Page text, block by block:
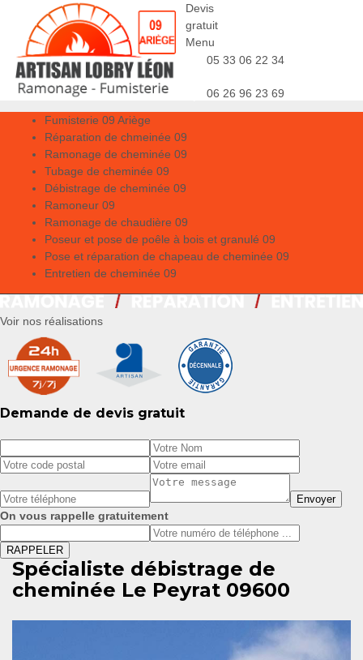
Devis
gratuit
Menu
05 33 06 22 34
06 26 96 23 69
Fumisterie 09 Ariège
Réparation de chmeinée 09
Ramonage de cheminée 09
Tubage de cheminée 09
Débistrage de cheminée 09
Ramoneur 09
Ramonage de chaudière 09
Poseur et pose de poêle à bois et granulé 09
Pose et réparation de chapeau de cheminée 09
Entretien de cheminée 09
Voir nos réalisations
Demande de devis gratuit
On vous rappelle gratuitement
Spécialiste débistrage de
cheminée Le Peyrat 09600